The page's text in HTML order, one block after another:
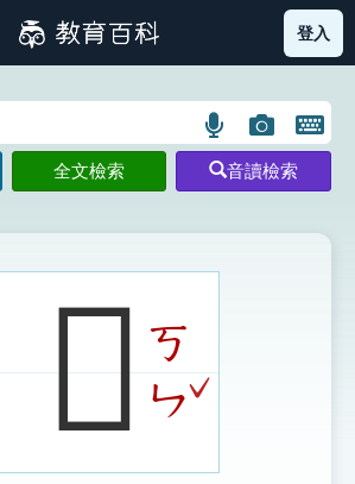
筆畫索引圖示 部首索引表圖示
登入
語
言
搜
示
圖
片
搜
開
鍵
圖
全文檢索 音讀檢索
𧳢ㄎ
ㄣ ˇ